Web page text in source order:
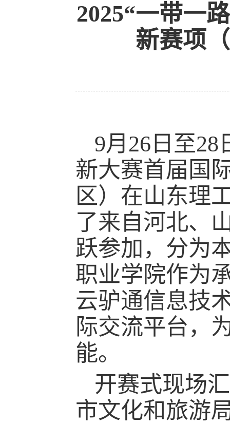
2025“一带一
新赛项
9月26日至28
新大赛首届国
区）在山东理
了来自河北、
跃参加，分为
职业学院作为
云驴通信息技
际交流平台，
能。
开赛式现场
市文化和旅游